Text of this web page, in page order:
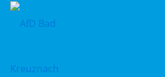
Zum
Inhalt